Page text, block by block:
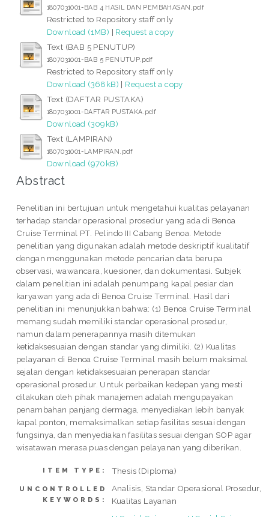
1807031001-BAB 4 HASIL DAN PEMBAHASAN.pdf
Restricted to Repository staff only
Download (1MB) | Request a copy
Text (BAB 5 PENUTUP)
1807031001-BAB 5 PENUTUP.pdf
Restricted to Repository staff only
Download (368kB) | Request a copy
Text (DAFTAR PUSTAKA)
1807031001-DAFTAR PUSTAKA.pdf
Download (309kB)
Text (LAMPIRAN)
1807031001-LAMPIRAN.pdf
Download (970kB)
Abstract
Penelitian ini bertujuan untuk mengetahui kualitas pelayanan
terhadap standar operasional prosedur yang ada di Benoa
Cruise Terminal PT. Pelindo III Cabang Benoa. Metode
penelitian yang digunakan adalah metode deskriptif kualitatif
dengan menggunakan metode pencarian data berupa
observasi, wawancara, kuesioner, dan dokumentasi. Subjek
dalam penelitian ini adalah penumpang kapal pesiar dan
karyawan yang ada di Benoa Cruise Terminal. Hasil dari
penelitian ini menunjukkan bahwa: (1) Benoa Cruise Terminal
memang sudah memiliki standar operasional prosedur,
namun dalam penerapannya masih ditemukan
ketidaksesuaian dengan standar yang dimiliki. (2) Kualitas
pelayanan di Benoa Cruise Terminal masih belum maksimal
sejalan dengan ketidaksesuaian penerapan standar
operasional prosedur. Untuk perbaikan kedepan yang mesti
dilakukan oleh pihak manajemen adalah mengupayakan
penambahan panjang dermaga, menyediakan lebih banyak
kapal ponton, memaksimalkan setiap fasilitas sesuai dengan
fungsinya, dan menyediakan fasilitas sesuai dengan SOP agar
wisatawan merasa puas dengan pelayanan yang diberikan.
ITEM TYPE: Thesis (Diploma)
UNCONTROLLED
KEYWORDS:
Analisis, Standar Operasional Prosedur,
Kualitas Layanan